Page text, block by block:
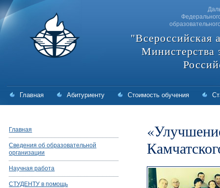
"Всероссийская
Министерства
Главная Абитуриенту Стоимость обучения
Главная
Сведения об образовательной
организации
Научная работа
СТУДЕНТУ в помощь